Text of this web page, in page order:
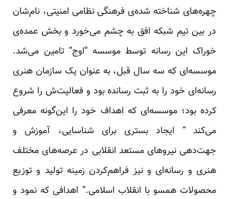
چهره‌های شناخته شده‌ی فرهنگی نظامی امنیتی، نام‌شان
در بین تیم شبکه افق به چشم می‌خورد و بخش عمده‌ی
خوراک این رسانه توسط موسسه “اوج” تامین می‌شد.
موسسه‌ای که سه سال قبل، به عنوان یک سازمان هنری
رسانه‌ای خود را به ثبت رسانده بود و فعالیت‌ش را شروع
کرده بود؛ موسسه‌ای که اهداف خود را این‌گونه معرفی
می‌کند “ ایجاد بستری برای شناسایی، آموزش و
جهت‌دهی نیروهای مستعد انقلابی در عرصه‌های مختلف
هنری و رسانه‌ای و نیز فراهم‌کردن زمینه تولید و توزیع
محصولات همسو با انقلاب اسلامی.” اهدافی که نمود و